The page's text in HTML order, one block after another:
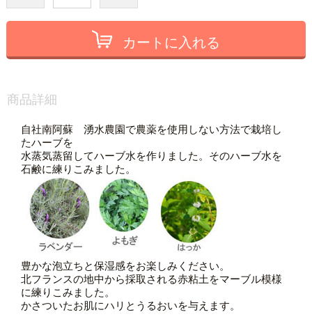
カートに入れる
商品詳細
自社南阿蘇 湧水農園で農薬を使用しない方法で栽培し
たハーブを
水蒸気蒸留してハーブ水を作りました。そのハーブ水を
石鹸に練りこみました。
豊かな泡立ちと保湿感をお楽しみください。
北フランスの地中から採取される赤粘土をマーブル模様
に練りこみました。
かさついたお肌にハリとうるおいを与えます。